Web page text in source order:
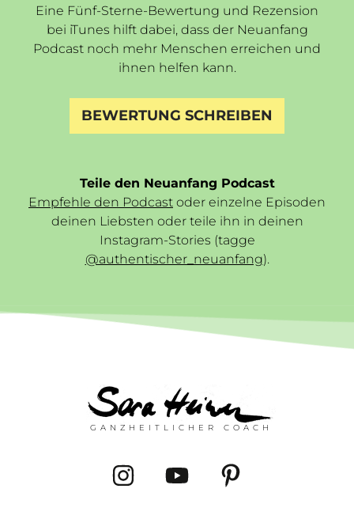
Eine Fünf-Sterne-Bewertung und Rezension
bei iTunes hilft dabei, dass der Neuanfang
Podcast noch mehr Menschen erreichen und
ihnen helfen kann.
BEWERTUNG SCHREIBEN
Teile den Neuanfang Podcast
Empfehle den Podcast oder einzelne Episoden
deinen Liebsten oder teile ihn in deinen
Instagram-Stories (tagge
@authentischer_neuanfang).
GANZHEITLICHER COACH